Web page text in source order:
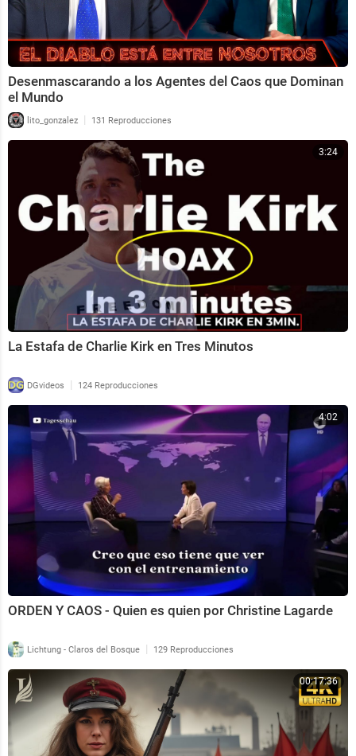
Desenmascarando a los Agentes del Caos que Dominan
el Mundo
lito_gonzalez | 131 Reproducciones
3:24
La Estafa de Charlie Kirk en Tres Minutos
DGvideos | 124 Reproducciones
4:02
ORDEN Y CAOS - Quien es quien por Christine Lagarde
Lichtung - Claros del Bosque | 129 Reproducciones
00:17:36